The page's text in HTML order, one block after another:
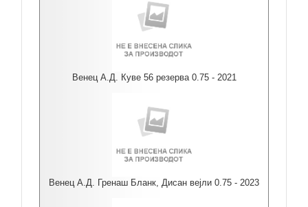
Венец А.Д. Куве 56 резерва 0.75 - 2021
Венец А.Д. Гренаш Бланк, Дисан вејли 0.75 - 2023